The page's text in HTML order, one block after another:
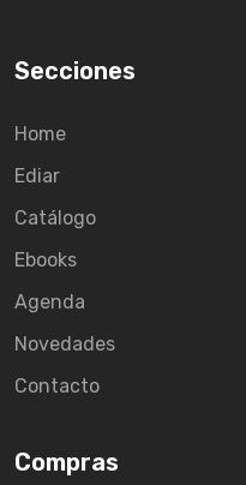
Secciones
Home
Ediar
Catálogo
Ebooks
Agenda
Novedades
Contacto
Compras